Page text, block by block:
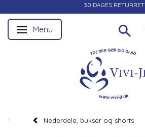
30 DAGES RETURRET
Skifte navigation
Menu
Nederdele, bukser og shorts